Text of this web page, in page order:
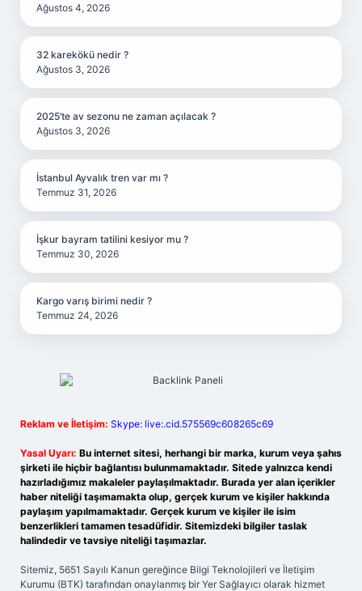
Ağustos 4, 2026
32 karekökü nedir ?
Ağustos 3, 2026
2025’te av sezonu ne zaman açılacak ?
Ağustos 3, 2026
İstanbul Ayvalık tren var mı ?
Temmuz 31, 2026
İşkur bayram tatilini kesiyor mu ?
Temmuz 30, 2026
Kargo varış birimi nedir ?
Temmuz 24, 2026
Reklam ve İletişim: Skype: live:.cid.575569c608265c69
Yasal Uyarı: Bu internet sitesi, herhangi bir marka, kurum veya şahıs
şirketi ile hiçbir bağlantısı bulunmamaktadır. Sitede yalnızca kendi
hazırladığımız makaleler paylaşılmaktadır. Burada yer alan içerikler
haber niteliği taşımamakta olup, gerçek kurum ve kişiler hakkında
paylaşım yapılmamaktadır. Gerçek kurum ve kişiler ile isim
benzerlikleri tamamen tesadüfidir. Sitemizdeki bilgiler taslak
halindedir ve tavsiye niteliği taşımazlar.
Sitemiz, 5651 Sayılı Kanun gereğince Bilgi Teknolojileri ve İletişim
Kurumu (BTK) tarafından onaylanmış bir Yer Sağlayıcı olarak hizmet